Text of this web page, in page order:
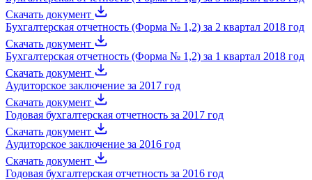
Скачать документ
Бухгалтерская отчетность (Форма № 1,2) за 2 квартал 2018 год
Скачать документ
Бухгалтерская отчетность (Форма № 1,2) за 1 квартал 2018 год
Скачать документ
Аудиторское заключение за 2017 год
Скачать документ
Годовая бухгалтерская отчетность за 2017 год
Скачать документ
Аудиторское заключение за 2016 год
Скачать документ
Годовая бухгалтерская отчетность за 2016 год